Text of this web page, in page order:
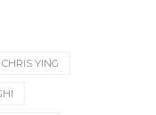
CHRIS YING